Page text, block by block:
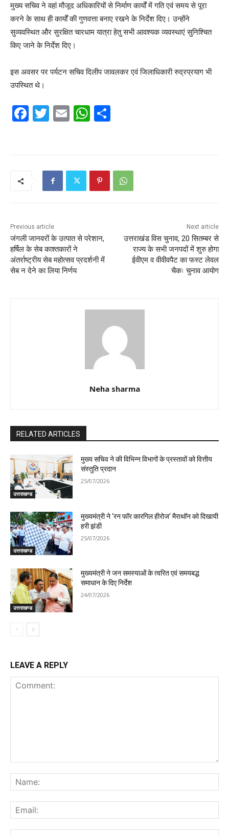
मुख्य सचिव ने वहां मौजूद अधिकारियों से निर्माण कार्यों में गति एवं समय से पूरा
करने के साथ ही कार्यों की गुणवत्ता बनाए रखने के निर्देश दिए। उन्होंने
सुव्यवस्थित और सुरक्षित चारधाम यात्रा हेतु सभी आवश्यक व्यवस्थाएं सुनिश्चित
किए जाने के निर्देश दिए।
इस अवसर पर पर्यटन सचिव दिलीप जावलकर एवं जिलाधिकारी रुद्रप्रयाग भी
उपस्थित थे।
F
k
T
E
W
A
p
Previous article
जंगली जानवरों के उत्पात से परेशान,
हर्षिल के सेब काश्तकारों ने
अंतर्राष्ट्रीय सेब महोत्सव प्रदर्शनी में
सेब न देने का लिया निर्णय
Next article
उत्तराखंड विस चुनाव, 20 सितम्बर से
राज्य के सभी जनपदों में शुरु होगा
ईवीएम व वीवीवपैट का फस्ट लेवल
चैकः चुनाव आयोग
Neha sharma
RELATED ARTICLES
उत्तराखण्ड
मुख्य सचिव ने की विभिन्न विभागों के प्रस्तावों को वित्तीय
संस्तुति प्रदान
25/07/2026
उत्तराखण्ड
मुख्यमंत्री ने ‘रन फॉर कारगिल हीरोज’ मैराथॉन को दिखायी
हरी झंडी
25/07/2026
उत्तराखण्ड
मुख्यमंत्री ने जन समस्याओं के त्वरित एवं समयबद्ध
समाधान के दिए निर्देश
24/07/2026
LEAVE A REPLY